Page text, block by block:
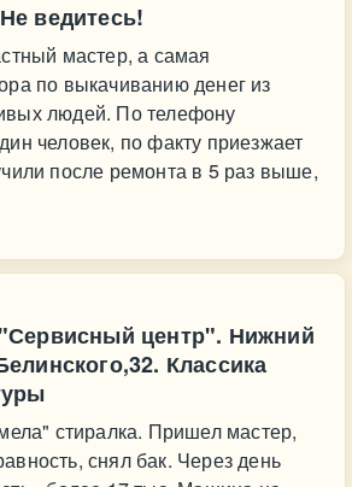
ведитесь!
мастер, а самая
по выкачиванию денег из
людей. По телефону
человек, по факту приезжает
после ремонта в 5 раз выше,
центр". Нижний
Классика
стиралка. Пришел мастер,
снял бак. Через день